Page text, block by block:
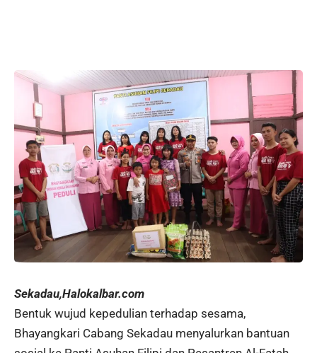
Sekadau,Halokalbar.com
Bentuk wujud kepedulian terhadap sesama,
Bhayangkari Cabang Sekadau menyalurkan bantuan